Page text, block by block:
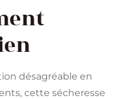
désagréable en
cette sécheresse